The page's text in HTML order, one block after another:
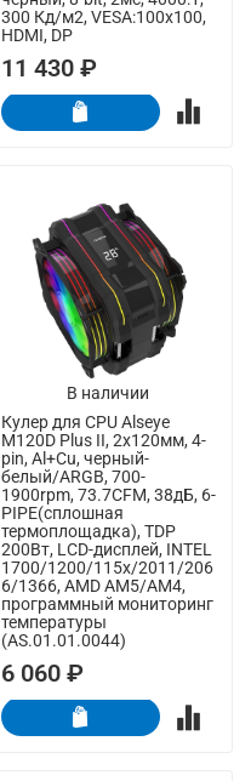
300 Кд/м2, VESA:100x100,
HDMI, DP
11 430 ₽
В наличии
Кулер для CPU Alseye
M120D Plus II, 2х120мм, 4-
pin, Al+Cu, черный-
белый/ARGB, 700-
1900rpm, 73.7CFM, 38дБ, 6-
PIPE(сплошная
термоплощадка), TDP
200Вт, LCD-дисплей, INTEL
1700/1200/115x/2011/206
6/1366, AMD AM5/AM4,
программный мониторинг
температуры
(AS.01.01.0044)
6 060 ₽